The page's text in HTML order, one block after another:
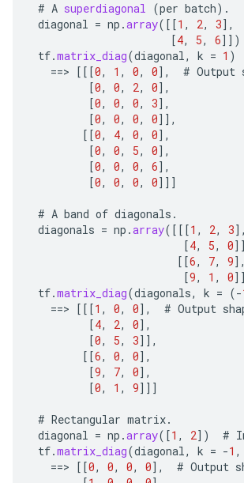
# A superdiagonal (per batch).
diagonal = np .array( [[1 , 2, 3] ,
[4, 5, 6]] )
tf.matrix_diag(diagonal, k = 1 )
==> [[[0, 1 , 0, 0] , # Output
[0, 0, 2, 0] ,
[0, 0, 0, 3] ,
[0, 0, 0, 0]] ,
[[0, 4, 0, 0] ,
[0, 0, 5, 0] ,
[0, 0, 0, 6] ,
[0, 0, 0, 0]]]
# A band of diagonals .
diagonals = np .array( [[[1 , 2, 3] ,
[4, 5, 0]]
[[6, 7, 9] ,
[9, 1 , 0
tf.matrix_diag(diagonals, k = (-
==> [[[1 , 0, 0] , # Output
[4, 2, 0] ,
[0, 5, 3]] ,
[[6, 0, 0] ,
[9, 7, 0] ,
[0, 1 , 9]]]
# Rectangular matrix.
diagonal = np .array( [1 , 2] ) #
tf.matrix_diag(diagonal, k = -1 ,
==> [[0, 0, 0, 0] , # Output